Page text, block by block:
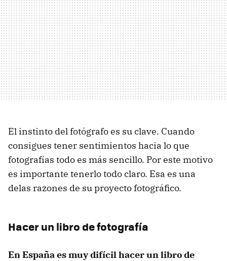
El instinto del fotógrafo es su clave. Cuando
consigues tener sentimientos hacia lo que
fotografías todo es más sencillo. Por este motivo
es importante tenerlo todo claro. Esa es una
delas razones de su proyecto fotográfico.
Hacer un libro de fotografía
En España es muy difícil hacer un libro de